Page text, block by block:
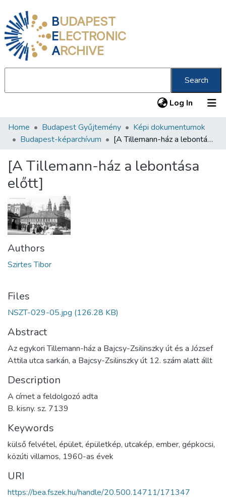
BUDAPEST
ELECTRONIC
ARCHIVE
Search
Log In (current)
Communities & Collections
Statistics
About us
Home Budapest Gyűjtemény
Képi dokumentumok
Budapest-képarchívum
[A Tillemann-ház a lebontása előtt]
[A Tillemann-ház a lebontása
előtt]
Authors
Szirtes Tibor
Files
NSZT-029-05.jpg (126.28 KB)
Abstract
Az egykori Tillemann-ház a Bajcsy-Zsilinszky út és a József
Attila utca sarkán, a Bajcsy-Zsilinszky út 12. szám alatt állt
Description
A címet a feldolgozó adta
B. kisny. sz. 7139
Keywords
külső felvétel, épület, épületkép, utcakép, ember, gépkocsi,
közúti villamos, 1960-as évek
URI
https://bea.fszek.hu/handle/20.500.14711/171347